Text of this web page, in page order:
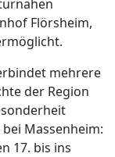
Flörsheim,
mehrere
der Region
bei Massenheim:
17. bis ins